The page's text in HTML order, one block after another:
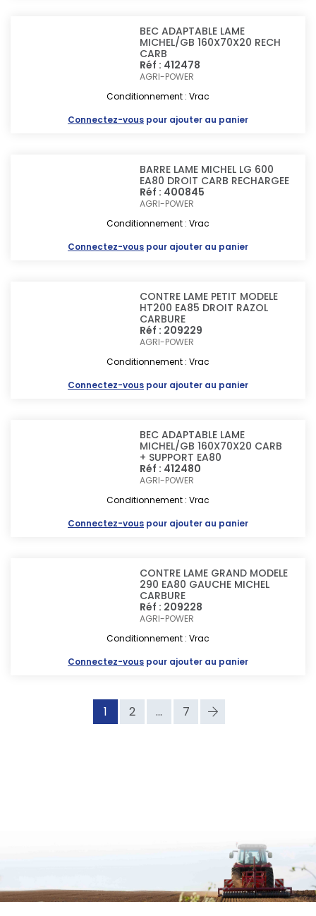
BEC ADAPTABLE LAME
MICHEL/GB 160X70X20 RECH
CARB
Réf : 412478
AGRI-POWER
Conditionnement : Vrac
Connectez-vous pour ajouter au panier
BARRE LAME MICHEL LG 600
EA80 DROIT CARB RECHARGEE
Réf : 400845
AGRI-POWER
Conditionnement : Vrac
Connectez-vous pour ajouter au panier
CONTRE LAME PETIT MODELE
HT200 EA85 DROIT RAZOL
CARBURE
Réf : 209229
AGRI-POWER
Conditionnement : Vrac
Connectez-vous pour ajouter au panier
BEC ADAPTABLE LAME
MICHEL/GB 160X70X20 CARB
+ SUPPORT EA80
Réf : 412480
AGRI-POWER
Conditionnement : Vrac
Connectez-vous pour ajouter au panier
CONTRE LAME GRAND MODELE
290 EA80 GAUCHE MICHEL
CARBURE
Réf : 209228
AGRI-POWER
Conditionnement : Vrac
Connectez-vous pour ajouter au panier
1 2 ... 7